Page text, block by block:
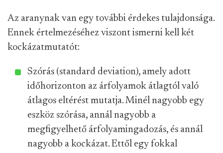
Az aranynak van egy további érdekes tulajdonsága.
Ennek értelmezéséhez viszont ismerni kell két
kockázatmutatót:
Szórás (standard deviation), amely adott
időhorizonton az árfolyamok átlagtól való
átlagos eltérést mutatja. Minél nagyobb egy
eszköz szórása, annál nagyobb a
megfigyelhető árfolyamingadozás, és annál
nagyobb a kockázat. Ettől egy fokkal